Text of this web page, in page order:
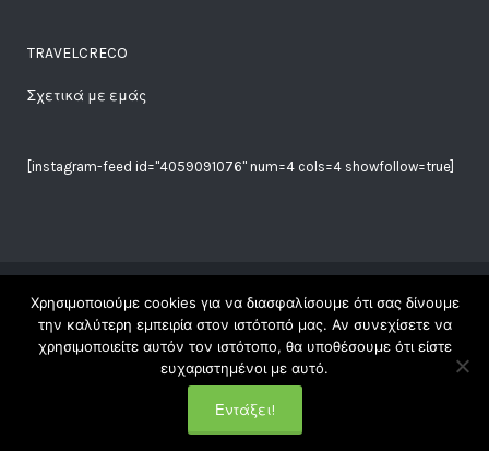
TRAVELCRECO
Σχετικά με εμάς
[instagram-feed id="4059091076" num=4 cols=4 showfollow=true]
Copyright Travelgreco © 2018. All Rights Reserved |
| Made with ♥ at ☾ byElena|
Χρησιμοποιούμε cookies για να διασφαλίσουμε ότι σας δίνουμε
την καλύτερη εμπειρία στον ιστότοπό μας. Αν συνεχίσετε να
χρησιμοποιείτε αυτόν τον ιστότοπο, θα υποθέσουμε ότι είστε
ευχαριστημένοι με αυτό.
Εντάξει!